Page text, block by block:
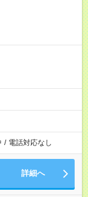
/ 電話対応なし
詳細へ